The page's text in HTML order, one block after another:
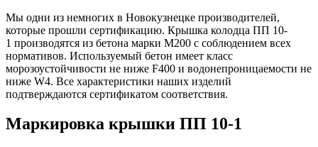
Мы одни из немногих в Новокузнецке производителей,
которые прошли сертификацию. Крышка колодца ПП 10-
1 производятся из бетона марки М200 с соблюдением всех
нормативов. Используемый бетон имеет класс
морозоустойчивости не ниже F400 и водонепроницаемости не
ниже W4. Все характеристики наших изделий
подтверждаются сертификатом соответствия.
Маркировка крышки ПП 10-1